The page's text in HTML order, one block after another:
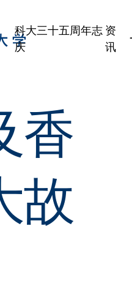
科大三十五周年志
庆
资
讯
香
故